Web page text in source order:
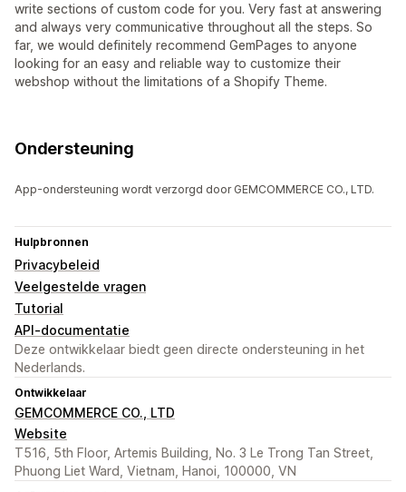
write sections of custom code for you. Very fast at answering
and always very communicative throughout all the steps. So
far, we would definitely recommend GemPages to anyone
looking for an easy and reliable way to customize their
webshop without the limitations of a Shopify Theme.
Ondersteuning
App-ondersteuning wordt verzorgd door GEMCOMMERCE CO., LTD.
Hulpbronnen
Privacybeleid
Veelgestelde vragen
Tutorial
API-documentatie
Deze ontwikkelaar biedt geen directe ondersteuning in het
Nederlands.
Ontwikkelaar
GEMCOMMERCE CO., LTD
Website
T516, 5th Floor, Artemis Building, No. 3 Le Trong Tan Street,
Phuong Liet Ward, Vietnam, Hanoi, 100000, VN